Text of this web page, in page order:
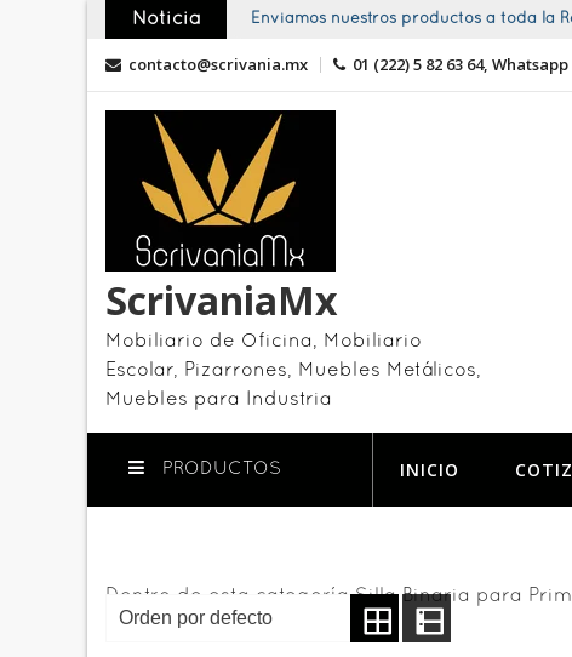
content
Noticia Enviamos nuestros productos a toda la
contacto@scrivania.mx 01 (222) 5 82 63 64, Whatsapp
ScrivaniaMx
Mobiliario de Oficina, Mobiliario
Escolar, Pizarrones, Muebles Metálicos,
Muebles para Industria
PRODUCTOS INICIO
Dentro de esta categoría Silla Binaria para
de polipropileno hasta triplay